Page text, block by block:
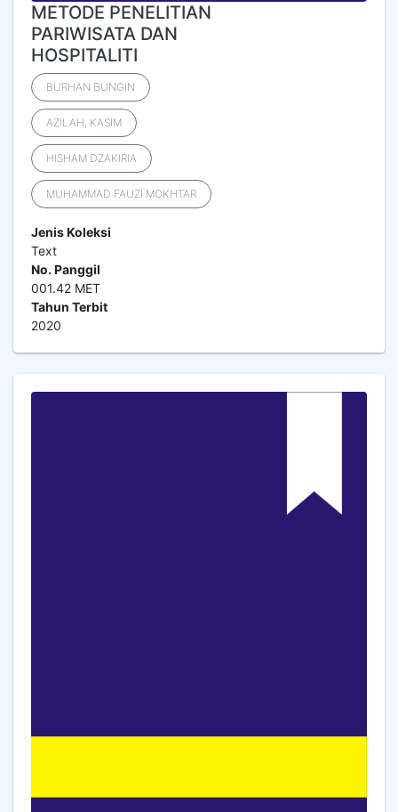
METODE PENELITIAN
PARIWISATA DAN
HOSPITALITI
BURHAN BUNGIN
AZILAH, KASIM
HISHAM DZAKIRIA
MUHAMMAD FAUZI MOKHTAR
Jenis Koleksi
Text
No. Panggil
001.42 MET
Tahun Terbit
2020